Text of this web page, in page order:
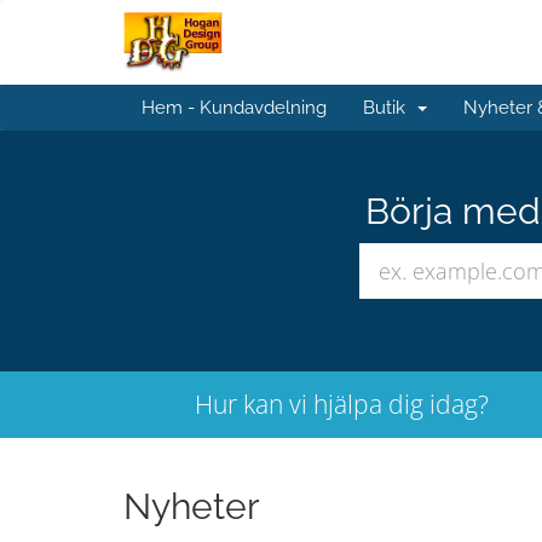
Hem - Kundavdelning Butik Nyheter
Börja
Hur kan vi hjälpa dig idag?
Nyheter